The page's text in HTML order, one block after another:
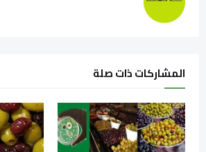
المشاركات ذات صلة